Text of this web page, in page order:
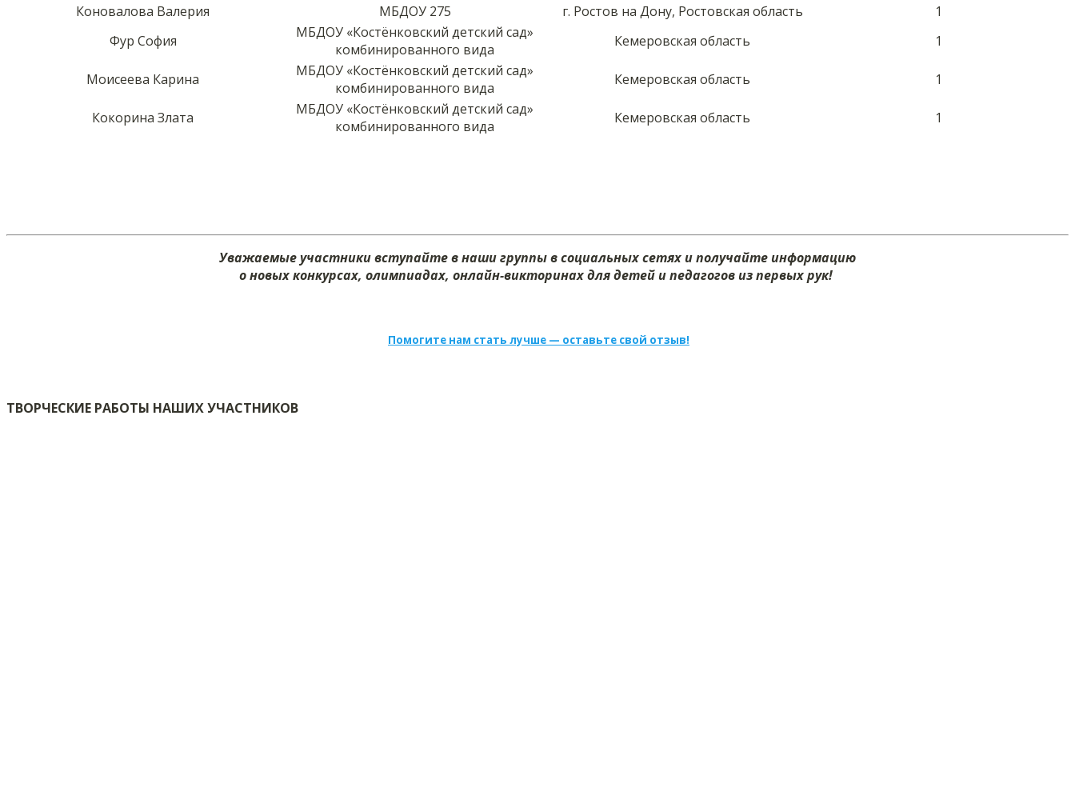
Коновалова Валерия
МБДОУ 275 г. Ростов на Дону, Ростовская область
1
Фур София
МБДОУ «Костёнковский детский сад»
комбинированного вида
Кемеровская область 1
Моисеева Карина
МБДОУ «Костёнковский детский сад»
комбинированного вида
Кемеровская область 1
Кокорина Злата
МБДОУ «Костёнковский детский сад»
комбинированного вида
Кемеровская область 1
Уважаемые участники вступайте в наши группы в социальных сетях и получайте информацию
о новых конкурсах, олимпиадах, онлайн-викторинах для детей и педагогов из первых рук!
Помогите нам стать лучше — оставьте свой отзыв!
ТВОРЧЕСКИЕ РАБОТЫ НАШИХ УЧАСТНИКОВ